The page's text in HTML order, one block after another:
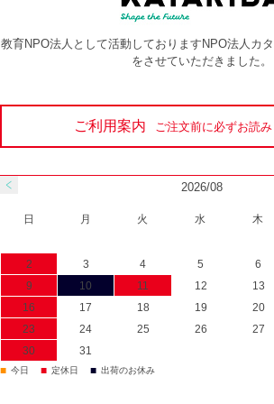
教育NPO法人として活動しておりますNPO法人カ
をさせていただきました。
ご利用案内 ご注文前に必ずお読み
2026/08
日 月 火 水 木
2
3 4 5 6
9
10 11 12 13
16
17 18 19 20
23
24 25 26 27
30
31
■ 今日 ■ 定休日 ■ 出荷のお休み